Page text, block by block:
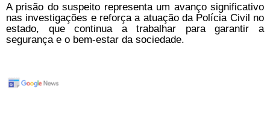
A prisão do suspeito representa um avanço significativo
nas investigações e reforça a atuação da Polícia Civil no
estado, que continua a trabalhar para garantir a
segurança e o bem-estar da sociedade.